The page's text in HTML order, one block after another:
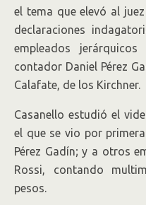
el tema que elevó al
declaraciones
empleados
contador Daniel Pérez
Calafate, de los Kirchner.
Casanello estudió el
el que se vio por
Pérez Gadín; y a otros
Rossi, contando
pesos.